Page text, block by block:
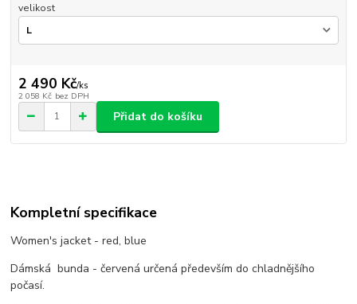
velikost
2 490 Kč/ks
2 058 Kč bez DPH
Přidat do košíku
Kompletní specifikace
Women's jacket - red, blue
Dámská bunda - červená určená především do chladnějšího
počasí.